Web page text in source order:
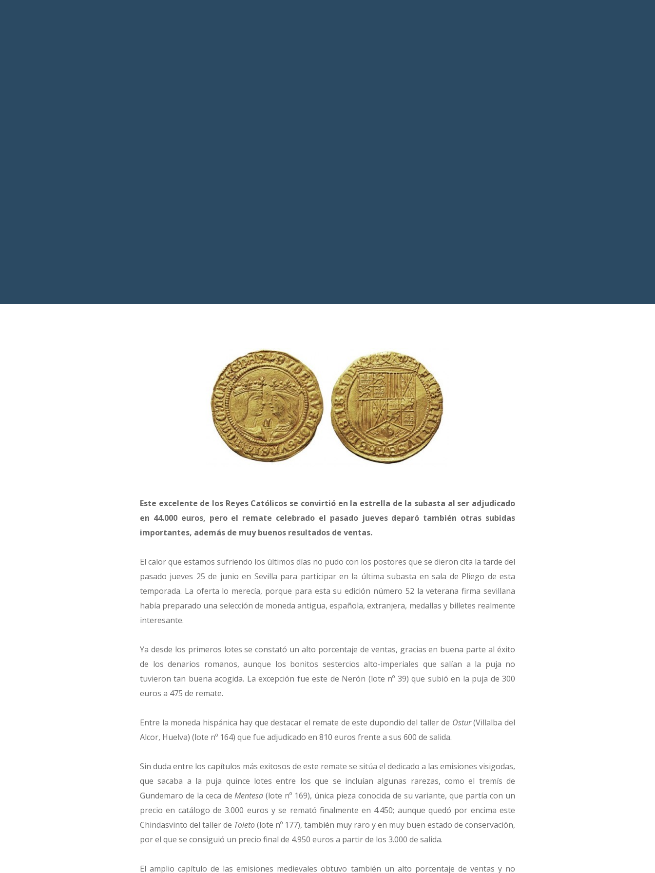
Este excelente de los Reyes Católicos se convirtió en la estrella de la subasta al ser adjudicado
en 44.000 euros, pero el remate celebrado el pasado jueves deparó también otras subidas
importantes, además de muy buenos resultados de ventas.
El calor que estamos sufriendo los últimos días no pudo con los postores que se dieron cita la tarde del
pasado jueves 25 de junio en Sevilla para participar en la última subasta en sala de Pliego de esta
temporada. La oferta lo merecía, porque para esta su edición número 52 la veterana firma sevillana
había preparado una selección de moneda antigua, española, extranjera, medallas y billetes realmente
interesante.
Ya desde los primeros lotes se constató un alto porcentaje de ventas, gracias en buena parte al éxito
de los denarios romanos, aunque los bonitos sestercios alto-imperiales que salían a la puja no
tuvieron tan buena acogida. La excepción fue este de Nerón (lote nº 39) que subió en la puja de 300
euros a 475 de remate.
Entre la moneda hispánica hay que destacar el remate de este dupondio del taller de Ostur(Villalba del
Alcor, Huelva) (lote nº 164) que fue adjudicado en 810 euros frente a sus 600 de salida.
Sin duda entre los capítulos más exitosos de este remate se sitúa el dedicado a las emisiones visigodas,
que sacaba a la puja quince lotes entre los que se incluían algunas rarezas, como el tremís de
Gundemaro de la ceca deMentesa(lote nº 169), única pieza conocida de su variante, que partía con un
precio en catálogo de 3.000 euros y se remató finalmente en 4.450; aunque quedó por encima este
Chindasvinto del taller de Toleto(lote nº 177), también muy raro y en muy buen estado de conservación,
por el que se consiguió un precio final de 4.950 euros a partir de los 3.000 de salida.
El amplio capítulo de las emisiones medievales obtuvo también un alto porcentaje de ventas y no